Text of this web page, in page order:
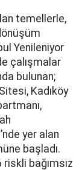
temellerle,
Yenileniyor
çalışmalar
bulunan;
Kadıköy
yer alan
başladı.
bağımsız